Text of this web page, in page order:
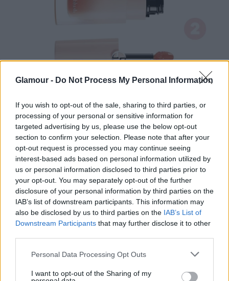
Glamour - Do Not Process My Personal Information
If you wish to opt-out of the sale, sharing to third parties, or
processing of your personal or sensitive information for
targeted advertising by us, please use the below opt-out
section to confirm your selection. Please note that after your
opt-out request is processed you may continue seeing
interest-based ads based on personal information utilized by
us or personal information disclosed to third parties prior to
your opt-out. You may separately opt-out of the further
disclosure of your personal information by third parties on the
IAB’s list of downstream participants. This information may
also be disclosed by us to third parties on the IAB’s List of
Downstream Participants that may further disclose it to other
Please note that this website/app uses one or more Google
not limited to your visit or usage behaviour. You may click to
Personal Data Processing Opt Outs
I want to opt-out of the Sharing of my
1. Neo Nude highlighter (10) GIORGIO ARMANI 16 150 Ft 2.
Neo Nude pirosító (30) GIORGIO ARMANI 16 150 Ft
Fotó:Giorgio Armani Beauty
A szemhangsúlyos sminket barna árnyalatokkal
érték el, amit a tincses pillák tettek teljessé. A
szempillákat az Armani Eyes To Kill vízálló